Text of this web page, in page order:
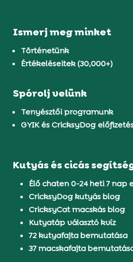
Ismerj meg minket
Történetünk
Értékeléseitek (30,000+)
Spórolj velünk
Tenyésztői programunk
GYIK és CricksyDog
Kutyás és cicás
Élő chaten 0-24 heti 7
CricksyDog kutyás blog
CricksyCat macskás blog
Kutyatáp választó kvíz
72 kutyafajta bemutatása
37 macskafajta